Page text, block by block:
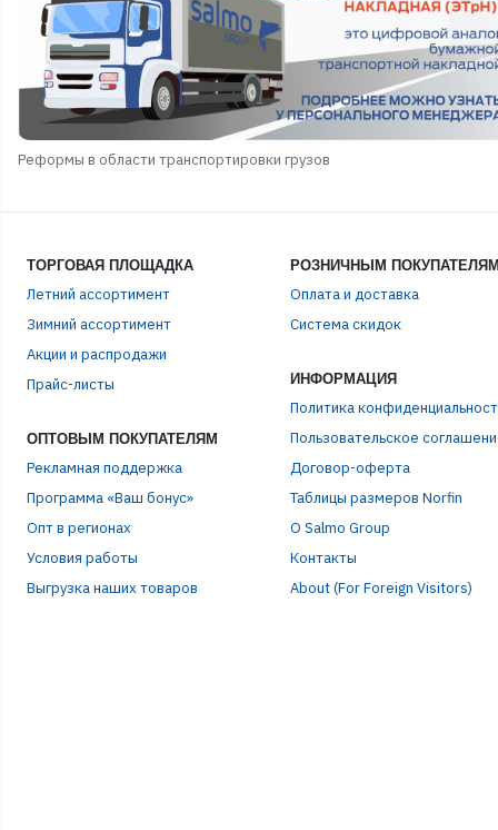
Реформы в области транспортировки грузов
ТОРГОВАЯ ПЛОЩАДКА
Летний ассортимент
Зимний ассортимент
Акции и распродажи
Прайс-листы
ОПТОВЫМ ПОКУПАТЕЛЯМ
Рекламная поддержка
Программа «Ваш бонус»
Опт в регионах
Условия работы
Выгрузка наших товаров
РОЗНИЧНЫМ
Оплата и доставка
Система скидок
ИНФОРМАЦИЯ
Политика
Пользовательское
Договор-оферта
Таблицы размеров Norfin
О Salmo Group
Контакты
About (For Foreign Visitors)